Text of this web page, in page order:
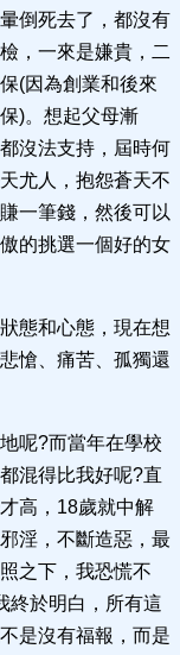
倒死去了，都沒有
，一來是嫌貴，二
(因為創業和後來
)。想起父母漸
沒法支持，屆時何
尤人，抱怨蒼天不
一筆錢，然後可以
的挑選一個好的女
態和心態，現在想
愴、痛苦、孤獨還
呢?而當年在學校
混得比我好呢?直
高，18歲就中解
淫，不斷造惡，最
之下，我恐慌不
終於明白，所有這
是沒有福報，而是